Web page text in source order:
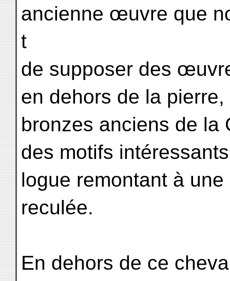
ancienne œuvre que
t
de supposer des
en dehors de la
bronzes anciens de la
des motifs
logue remontant à
reculée.
En dehors de ce